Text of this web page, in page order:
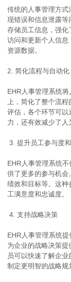
传统的人事管理方式
现错误和信息泄露等
存储员工信息，强
访问和更新个人信息
资源数据。
2. 简化流程与自动化
EHR人事管理系统
上，简化了整个流
评估，各个环节可
力，还有效减少了人
3. 提升员工参与度
EHR人事管理系统
供了更多的参与机会
绩效和目标等。这
工满意度和忠诚度。
4. 支持战略决策
EHR人事管理系统
为企业的战略决策
员可以快速了解企业
制定更明智的战略规